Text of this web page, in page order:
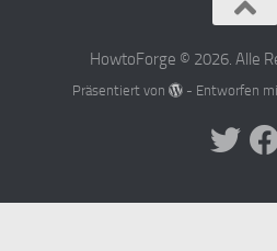
HowtoForge © 2026. Alle
Präsentiert von - Entworfen